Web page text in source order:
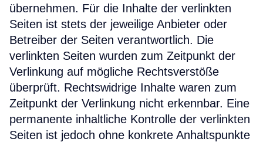
übernehmen. Für die Inhalte der verlinkten
Seiten ist stets der jeweilige Anbieter oder
Betreiber der Seiten verantwortlich. Die
verlinkten Seiten wurden zum Zeitpunkt der
Verlinkung auf mögliche Rechtsverstöße
überprüft. Rechtswidrige Inhalte waren zum
Zeitpunkt der Verlinkung nicht erkennbar. Eine
permanente inhaltliche Kontrolle der verlinkten
Seiten ist jedoch ohne konkrete Anhaltspunkte